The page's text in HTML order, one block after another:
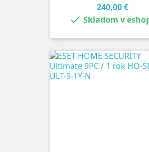
Cena
240,00 €
 Skladom v